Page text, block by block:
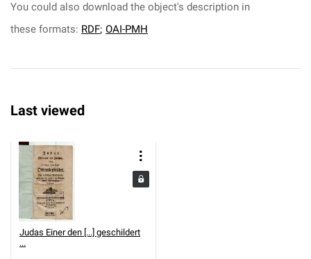
You could also download the object's description in
these formats: RDF; OAI-PMH
Last viewed
Judas Einer den [...] geschildert
...